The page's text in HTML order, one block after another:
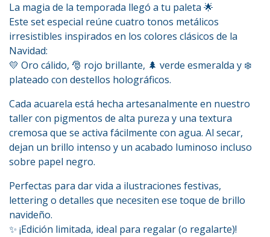
La magia de la temporada llegó a tu paleta 🌟
Este set especial reúne cuatro tonos metálicos
irresistibles inspirados en los colores clásicos de la
Navidad:
💛 Oro cálido, 🎅 rojo brillante, 🌲 verde esmeralda y ❄️
plateado con destellos holográficos.
Cada acuarela está hecha artesanalmente en nuestro
taller con pigmentos de alta pureza y una textura
cremosa que se activa fácilmente con agua. Al secar,
dejan un brillo intenso y un acabado luminoso incluso
sobre papel negro.
Perfectas para dar vida a ilustraciones festivas,
lettering o detalles que necesiten ese toque de brillo
navideño.
✨ ¡Edición limitada, ideal para regalar (o regalarte)!